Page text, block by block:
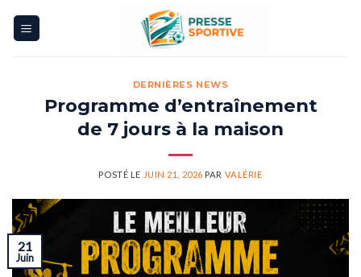
DERNIÈRES NEWS
Programme d’entraînement
de 7 jours à la maison
POSTÉ LE JUIN 21, 2026 PAR VALÉRIE
21
Juin